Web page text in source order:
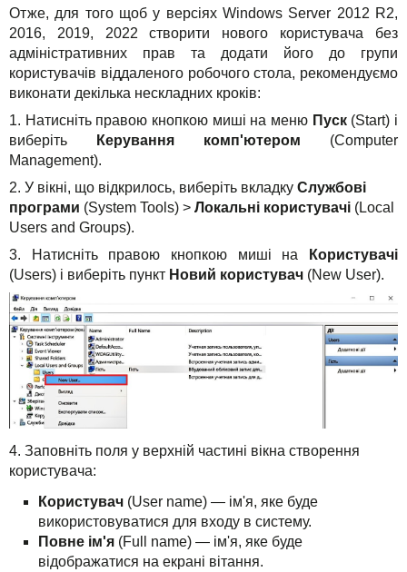
TuchaSync
Для бізнесу
Техпідтримка
Інструкції
FAQ
Авторська колонка
Події
Свята
Акції
Отже, для того щоб у версіях Windows Server 2012 R2,
2016, 2019, 2022 створити нового користувача без
адміністративних прав та додати його до групи
користувачів віддаленого робочого стола, рекомендуємо
виконати декілька нескладних кроків:
1. Натисніть правою кнопкою миші на меню Пуск (Start) і
виберіть
Керування комп'ютером (Computer
Management).
2. У вікні, що відкрилось, виберіть вкладку Службові
програми (System Tools) > Локальні користувачі (Local
Users and Groups).
3. Натисніть правою кнопкою миші на
Користувачі
(Users) і виберіть пункт Новий користувач (New User).
4. Заповніть поля у верхній частині вікна створення
користувача:
Користувач (User name) — ім'я, яке буде
використовуватися для входу в систему.
Повне ім'я (Full name) — ім'я, яке буде
відображатися на екрані вітання.